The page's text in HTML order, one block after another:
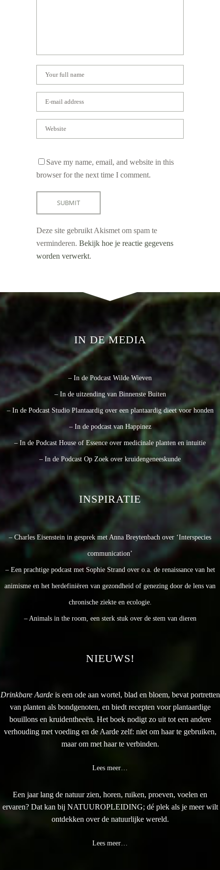
Save my name, email, and website in this
browser for the next time I comment.
Deze site gebruikt Akismet om spam te
verminderen. Bekijk hoe je reactie gegevens
worden verwerkt.
IN DE MEDIA
– In de Podcast Wilde Wieven
– In de uitzending van Binnenste Buiten
– In de Podcast Studio Plantaardig over een plantaardig dieet voor honden
– In de podcast van Happinez
– In de Podcast House of Essence over medicinale planten en intuitie
– In de Podcast Op Zoek over kruidengeneeskunde
INSPIRATIE
– Charles Eisenstein in gesprek met Anna Breytenbach over ‘Interspecies
communication’
– Een prachtige podcast met Sophie Strand over o.a. de renaissance van het
animisme en het herdefiniëren van gezondheid of genezing door de lens van
chronische ziekte en ecologie.
– Animals in the room, een sterk stuk over de stem van dieren
NIEUWS!
Drinkbare Aarde is een ode aan wortel, blad en bloem, bevat portretten
van planten als bondgenoten, en biedt recepten voor plantaardige
bouillons en kruidentheeën. Het boek nodigt zo uit tot een andere
verhouding met voeding en de Aarde zelf: niet om haar te gebruiken,
maar om met haar te verbinden.
Lees meer…
Een jaar lang de natuur zien, horen, ruiken, proeven, voelen en
ervaren? Dat kan bij NATUUROPLEIDING; dé plek als je meer wilt
ontdekken over de natuurlijke wereld.
Lees meer…